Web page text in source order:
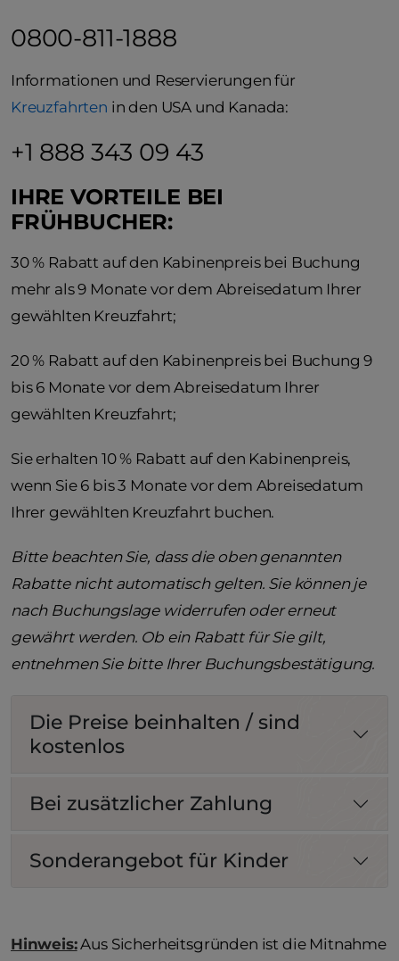
0800-811-1888
Informationen und Reservierungen für
Kreuzfahrten in den USA und Kanada:
+1 888 343 09 43
IHRE VORTEILE BEI
FRÜHBUCHER:
30 % Rabatt auf den Kabinenpreis bei Buchung
mehr als 9 Monate vor dem Abreisedatum Ihrer
gewählten Kreuzfahrt;
20 % Rabatt auf den Kabinenpreis bei Buchung 9
bis 6 Monate vor dem Abreisedatum Ihrer
gewählten Kreuzfahrt;
Sie erhalten 10 % Rabatt auf den Kabinenpreis,
wenn Sie 6 bis 3 Monate vor dem Abreisedatum
Ihrer gewählten Kreuzfahrt buchen.
Bitte beachten Sie, dass die oben genannten
Rabatte nicht automatisch gelten. Sie können je
nach Buchungslage widerrufen oder erneut
gewährt werden. Ob ein Rabatt für Sie gilt,
entnehmen Sie bitte Ihrer Buchungsbestätigung.
Die Preise beinhalten / sind
kostenlos
Bei zusätzlicher Zahlung
Sonderangebot für Kinder
Hinweis:Aus Sicherheitsgründen ist die Mitnahme